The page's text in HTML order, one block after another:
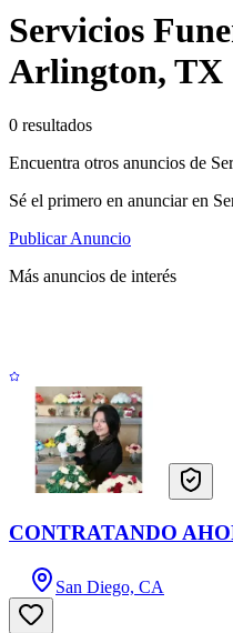
Servicios
Arlington, TX
0 resultados
Encuentra otros anuncios de
Sé el primero en anunciar en
Publicar Anuncio
Más anuncios de interés
CONTRATANDO
San Diego, CA